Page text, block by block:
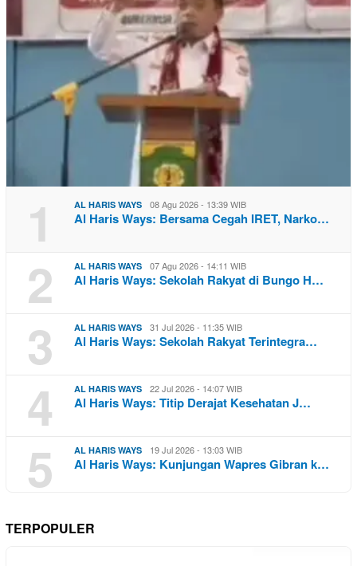
1 AL HARIS WAYS 08 Agu 2026 - 13:39 WIB
Al Haris Ways: Bersama Cegah IRET, Narko…
2 AL HARIS WAYS 07 Agu 2026 - 14:11 WIB
Al Haris Ways: Sekolah Rakyat di Bungo H…
3 AL HARIS WAYS 31 Jul 2026 - 11:35 WIB
Al Haris Ways: Sekolah Rakyat Terintegra…
4 AL HARIS WAYS 22 Jul 2026 - 14:07 WIB
Al Haris Ways: Titip Derajat Kesehatan J…
5 AL HARIS WAYS 19 Jul 2026 - 13:03 WIB
Al Haris Ways: Kunjungan Wapres Gibran k…
TERPOPULER